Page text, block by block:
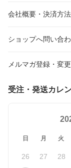
会社概要・決済方
ショップへ問い合
メルマガ登録・変更
受注・発送カレ
日 月 火
26 27 28